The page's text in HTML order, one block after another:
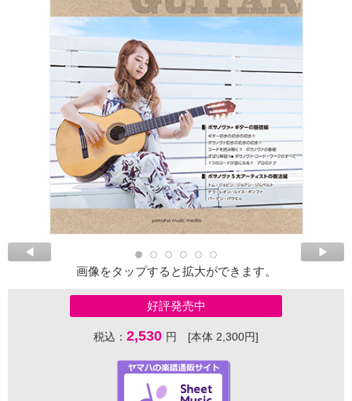
画像をタップすると拡大ができます。
好評発売中
税込： 2,530 円 [本体 2,300円]